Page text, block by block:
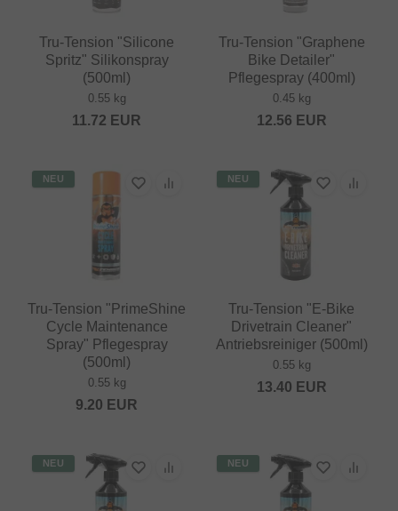
Tru-Tension "Silicone
Spritz" Silikonspray
(500ml)
0.55 kg
11.72 EUR
Tru-Tension "Graphene
Bike Detailer"
Pflegespray (400ml)
0.45 kg
12.56 EUR
NEU
Tru-Tension "PrimeShine
Cycle Maintenance
Spray" Pflegespray
(500ml)
0.55 kg
9.20 EUR
NEU
Tru-Tension "E-Bike
Drivetrain Cleaner"
Antriebsreiniger (500ml)
0.55 kg
13.40 EUR
NEU NEU